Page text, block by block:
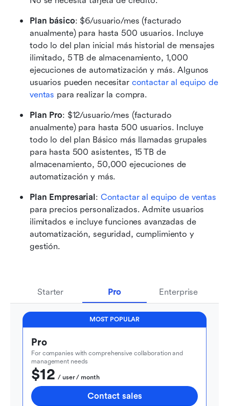
Plan básico: $6/usuario/mes (facturado
anualmente) para hasta 500 usuarios. Incluye
todo lo del plan inicial más historial de mensajes
ilimitado, 5 TB de almacenamiento, 1,000
ejecuciones de automatización y más. Algunos
usuarios pueden necesitar contactar al equipo de
ventas para realizar la compra.
Plan Pro: $12/usuario/mes (facturado
anualmente) para hasta 500 usuarios. Incluye
todo lo del plan Básico más llamadas grupales
para hasta 500 asistentes, 15 TB de
almacenamiento, 50,000 ejecuciones de
automatización y más.
Plan Empresarial: Contactar al equipo de ventas
para precios personalizados. Admite usuarios
ilimitados e incluye funciones avanzadas de
automatización, seguridad, cumplimiento y
gestión.
Starter Pro Enterprise
MOST POPULAR
Pro
For companies with comprehensive collaboration and
management needs
$12
  / user / month
Contact sales